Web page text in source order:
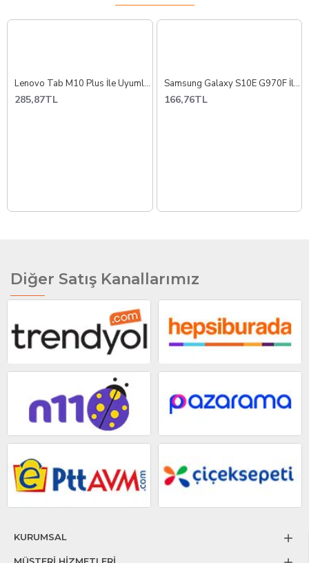
Lenovo Tab M10 Plus İle Uyumlu Ara Film Flex TB-125 TB-128
285,87TL
Samsung Galaxy S10E G970F İle Uyumlu Yan Ses Film Flex
166,76TL
Diğer Satış Kanallarımız
KURUMSAL